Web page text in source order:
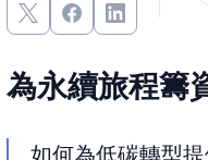
為永續旅程籌
如何為低碳轉型